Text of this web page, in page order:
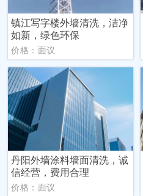
镇江写字楼外墙清洗，洁净
如新，绿色环保
价格：面议
丹阳外墙涂料墙面清洗，诚
信经营，费用合理
价格：面议